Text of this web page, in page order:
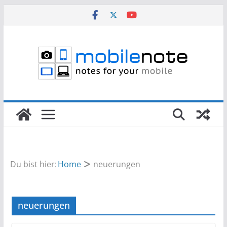
Du bist hier:Home neuerungen
neuerungen